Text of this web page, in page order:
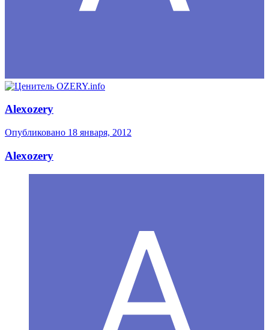
Alexozery
Опубликовано 18 января, 2012
Alexozery